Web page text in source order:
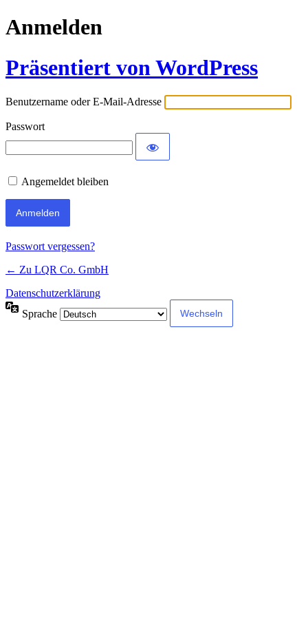
Anmelden
Präsentiert von WordPress
Benutzername oder E-Mail-Adresse
Passwort
Angemeldet bleiben
Passwort vergessen?
← Zu LQR Co. GmbH
Datenschutzerklärung
Sprache